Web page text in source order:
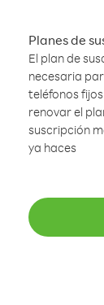
Planes de
El plan de
necesaria
teléfonos
renovar el
suscripción
ya haces